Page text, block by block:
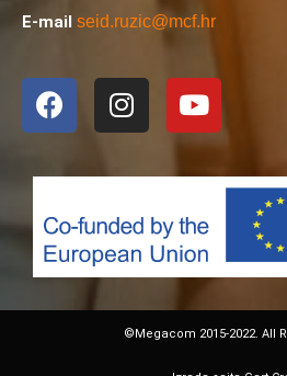
E-mail seid.ruzic@mcf.hr
©Megacom 2015-2022. All